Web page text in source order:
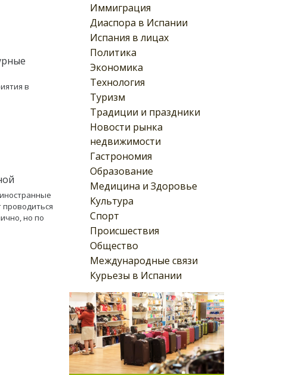
Иммиграция
Диаспора в Испании
Испания в лицах
Политика
Экономика
Технология
Туризм
Традиции и праздники
Новости рынка
недвижимости
Гастрономия
Образование
Медицина и Здоровье
Культура
Спорт
Происшествия
Общество
Международные связи
Курьезы в Испании
в
но по